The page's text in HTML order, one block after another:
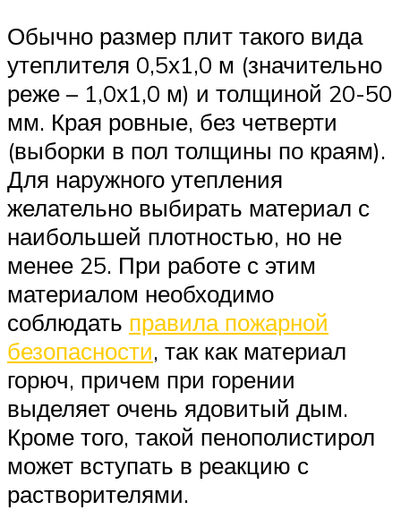
Обычно размер плит такого вида
утеплителя 0,5х1,0 м (значительно
реже – 1,0х1,0 м) и толщиной 20-50
мм. Края ровные, без четверти
(выборки в пол толщины по краям).
Для наружного утепления
желательно выбирать материал с
наибольшей плотностью, но не
менее 25. При работе с этим
материалом необходимо
соблюдать правила пожарной
безопасности, так как материал
горюч, причем при горении
выделяет очень ядовитый дым.
Кроме того, такой пенополистирол
может вступать в реакцию с
растворителями.